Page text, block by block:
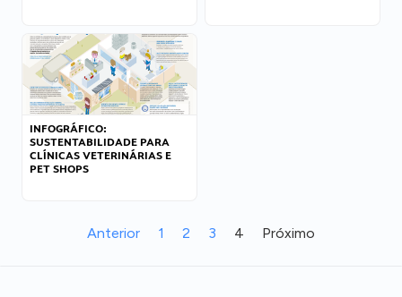
INFOGRÁFICO:
SUSTENTABILIDADE PARA
CLÍNICAS VETERINÁRIAS E
PET SHOPS
Anterior 1 2 3 4 Próximo